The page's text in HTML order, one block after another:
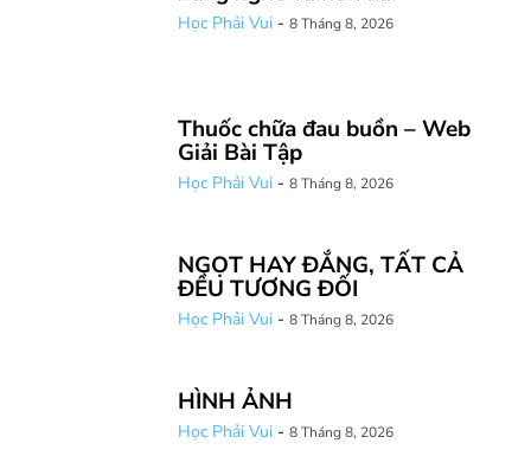
Học Phải Vui - 8 Tháng 8, 2026
Thuốc chữa đau buồn – Web
Giải Bài Tập
Học Phải Vui - 8 Tháng 8, 2026
NGỌT HAY ĐẮNG, TẤT CẢ
ĐỀU TƯƠNG ĐỐI
Học Phải Vui - 8 Tháng 8, 2026
HÌNH ẢNH
Học Phải Vui - 8 Tháng 8, 2026